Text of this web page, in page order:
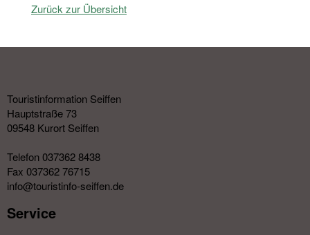
Zurück zur Übersicht
Touristinformation Seiffen
Hauptstraße 73
09548 Kurort Seiffen
Telefon 037362 8438
Fax 037362 76715
info@touristinfo-seiffen.de
Service​